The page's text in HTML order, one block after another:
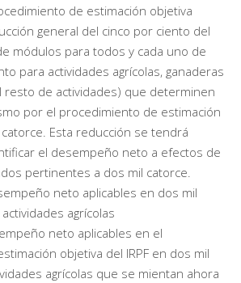
de estimación objetiva
general del cinco por ciento del
módulos para todos y cada uno de
para actividades agrícolas, ganaderas
resto de actividades) que determinen
por el procedimiento de estimación
Esta reducción se tendrá
el desempeño neto a efectos de
pertinentes a dos mil catorce.
neto aplicables en dos mil
agrícolas
neto aplicables en el
objetiva del IRPF en dos mil
agrícolas que se mientan ahora